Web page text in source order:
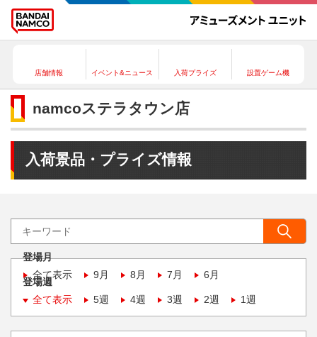
店舗情報 イベント&ニュース 入荷プライズ 設置ゲーム機
namcoステラタウン店
入荷景品・プライズ情報
登場月
全て表示
9月 8月 7月 6月
登場週
全て表示
5週 4週 3週 2週 1週